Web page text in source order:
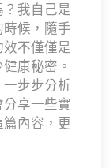
我自己是
候，隨手
不僅僅是
康秘密。
步步分析
享一些實
內容，更